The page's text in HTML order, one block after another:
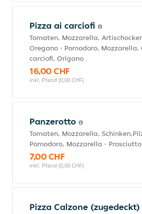
Pizza ai carciofi
Tomaten, Mozzarella,
Oregano - Pomodoro, Mozzarella,
carciofi, Origano
16,00 CHF
inkl. Pfand (0,00 CHF)
Panzerotto
Tomaten, Mozzarella,
Pomodoro, Mozzarella -
7,00 CHF
inkl. Pfand (0,00 CHF)
Pizza Calzone (zugedeckt)